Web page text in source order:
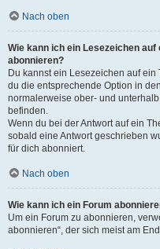
Nach oben
Wie kann ich ein Lesezeichen
abonnieren?
Du kannst ein Lesezeichen auf
du die entsprechende Option in
normalerweise ober- und
befinden.
Wenn du bei der Antwort auf ein
sobald eine Antwort geschrieben
für dich abonniert.
Nach oben
Wie kann ich ein Forum
Um ein Forum zu abonnieren,
abonnieren“, der sich meist am